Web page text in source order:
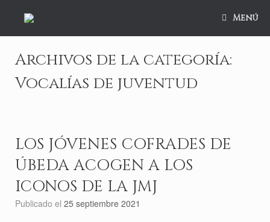
Menú
Archivos de la categoría:
Vocalías de juventud
LOS JÓVENES COFRADES DE
ÚBEDA ACOGEN A LOS
ICONOS DE LA JMJ
Publicado el 25 septiembre 2021